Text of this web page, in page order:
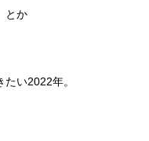
とか
い2022年。